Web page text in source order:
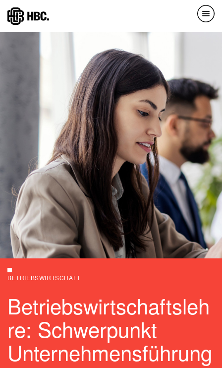
Direkt
zum
Inhalt
BETRIEBSWIRTSCHAFT
Betriebswirtschaftsleh
re: Schwerpunkt
Unternehmensführung